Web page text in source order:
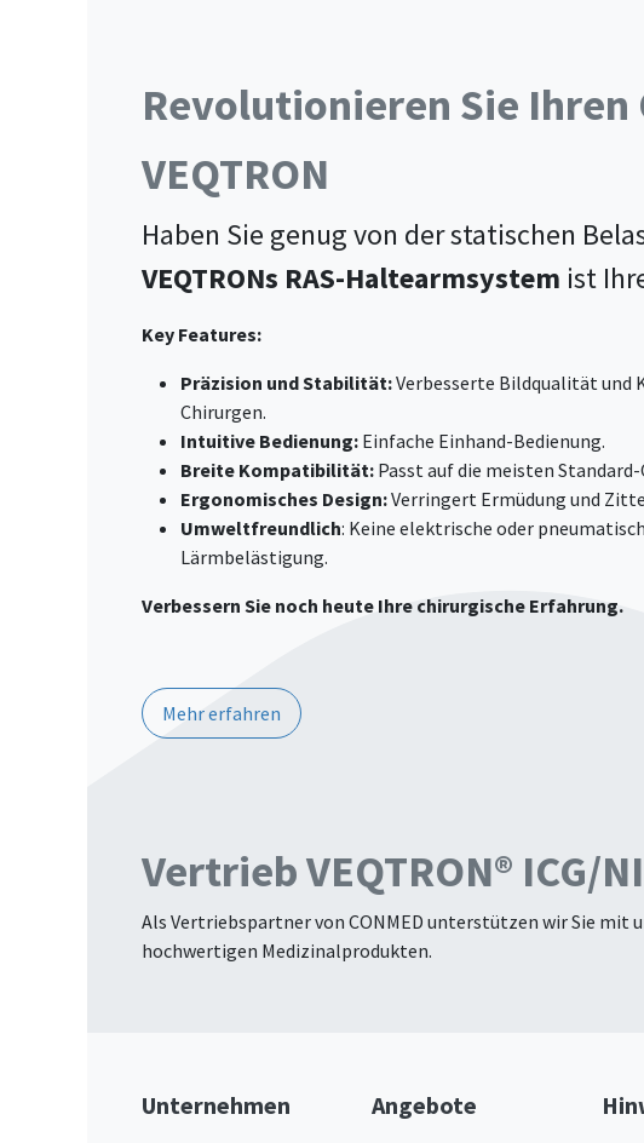
Revolutionieren Sie Ihren
VEQTRON
Haben Sie genug von der statischen
VEQTRONs RAS-Haltearmsystem ist
Key Features:
Präzision und Stabilität:Verbesserte Bildqualität und
Chirurgen.
Intuitive Bedienung: Einfache Einhand-Bedienung.
Breite Kompatibilität: Passt auf die meisten
Ergonomisches Design:Verringert Ermüdung und
Umweltfreundlich: Keine elektrische oder
Lärmbelästigung.
Verbessern Sie noch heute Ihre chirurgische Erfahrung.
Mehr erfahren
Vertrieb VEQTRON® ICG/
Als Vertriebspartner von CONMED unterstützen wir Sie mit
hochwertigen Medizinalprodukten.
Unternehmen Angebote